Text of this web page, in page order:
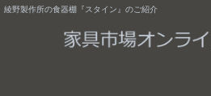
綾野製作所の食器棚『スタイン』のご紹介